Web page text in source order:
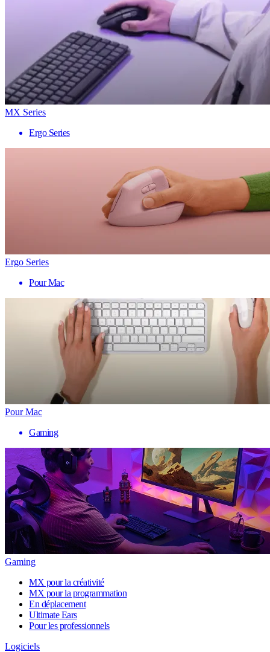
MX Series
Ergo Series
Ergo Series
Pour Mac
Pour Mac
Gaming
Gaming
MX pour la créativité
MX pour la programmation
En déplacement
Ultimate Ears
Pour les professionnels
Logiciels